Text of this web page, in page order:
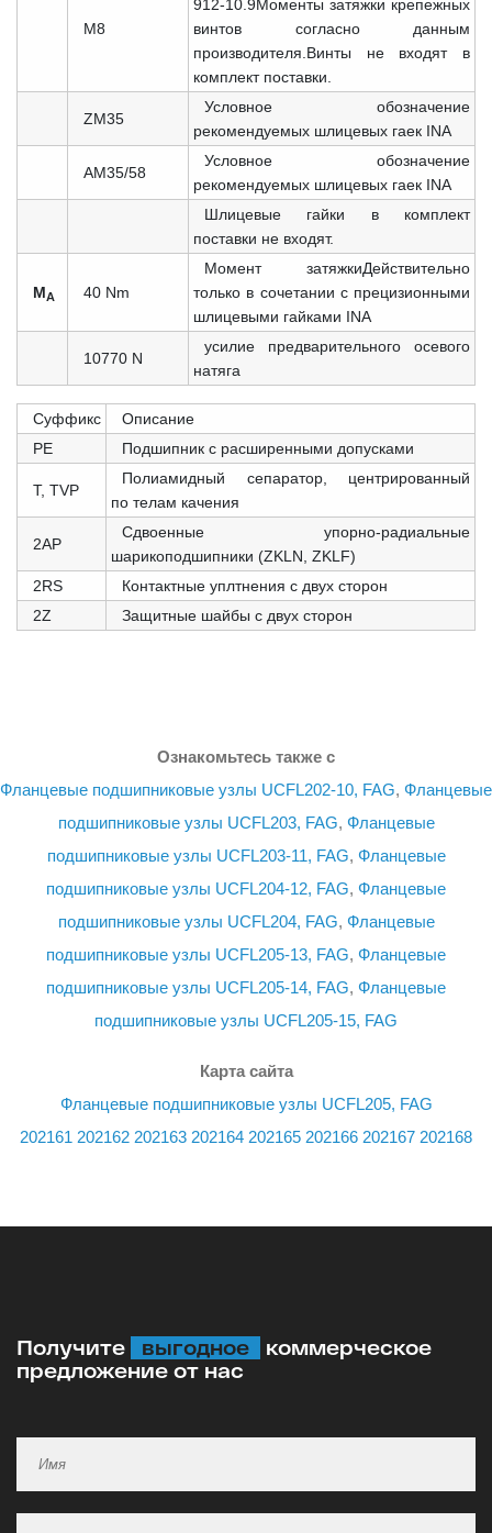
M8
912-10.9Моменты затяжки крепежных
винтов согласно данным
производителя.Винты не входят в
комплект поставки.
ZM35
Условное обозначение
рекомендуемых шлицевых гаек INA
AM35/58
Условное обозначение
рекомендуемых шлицевых гаек INA
Шлицевые гайки в комплект
поставки не входят.
MA 40 Nm
Момент затяжкиДействительно
только в сочетании с прецизионными
шлицевыми гайками INA
10770 N
усилие предварительного осевого
натяга
Суффикс
Описание
PE
Подшипник с расширенными допусками
T, TVP
Полиамидный сепаратор, центрированный
по телам качения
2AP
Сдвоенные упорно-радиальные
шарикоподшипники (ZKLN, ZKLF)
2RS
Контактные уплтнения с двух сторон
2Z
Защитные шайбы с двух сторон
Ознакомьтесь также с
Фланцевые подшипниковые узлы UCFL202-10, FAG, Фланцевые
подшипниковые узлы UCFL203, FAG, Фланцевые
подшипниковые узлы UCFL203-11, FAG, Фланцевые
подшипниковые узлы UCFL204-12, FAG, Фланцевые
подшипниковые узлы UCFL204, FAG, Фланцевые
подшипниковые узлы UCFL205-13, FAG, Фланцевые
подшипниковые узлы UCFL205-14, FAG, Фланцевые
подшипниковые узлы UCFL205-15, FAG
Карта сайта
Фланцевые подшипниковые узлы UCFL205, FAG
202161 202162 202163 202164 202165 202166 202167 202168
Получите выгодное
коммерческое
предложение от нас